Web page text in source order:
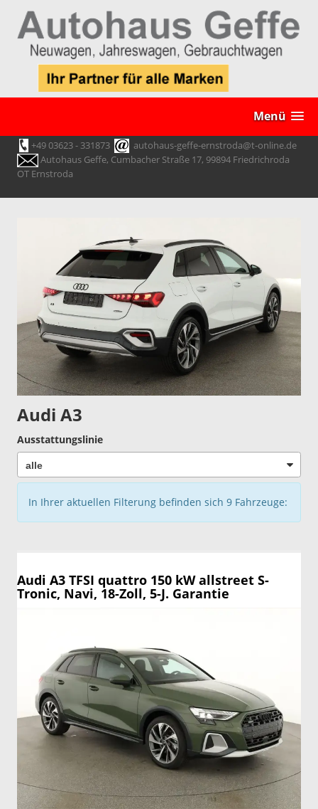
Menü
+49 03623 - 331873
autohaus-geffe-ernstroda@t-online.de
Autohaus Geffe, Cumbacher Straße 17, 99894 Friedrichroda
OT Ernstroda
Audi A3
Ausstattungslinie
In Ihrer aktuellen Filterung befinden sich 9 Fahrzeuge:
Audi A3 TFSI quattro 150 kW allstreet S-
Tronic, Navi, 18-Zoll, 5-J. Garantie